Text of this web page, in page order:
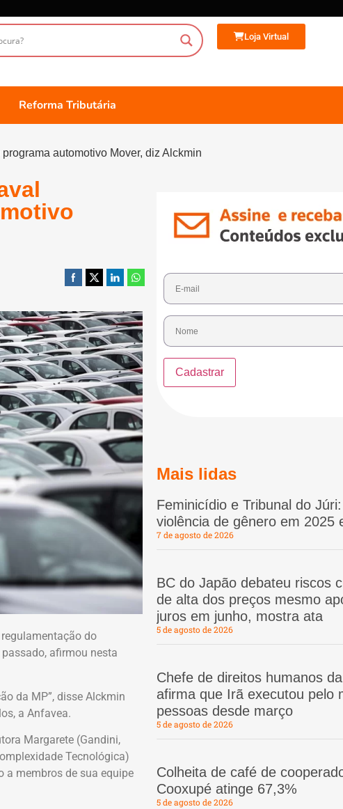
Loja Virtual
Reforma Tributária
automotivo Mover, diz Alckmin
do
afirmou nesta
da MP”, disse Alckmin
a Anfavea.
Margarete (Gandini,
Tecnológica)
a membros de sua equipe
Mais lidas
Feminicídio e Tribunal do
violência de gênero em 2025
7 de agosto de 2026
BC do Japão debateu riscos
de alta dos preços mesmo
juros em junho, mostra ata
5 de agosto de 2026
Chefe de direitos humanos
afirma que Irã executou pelo
pessoas desde março
5 de agosto de 2026
Colheita de café de
Cooxupé atinge 67,3%
5 de agosto de 2026